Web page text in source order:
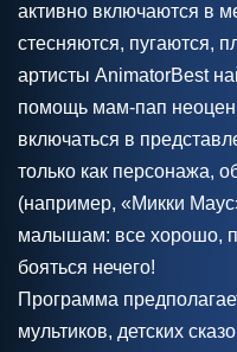
активно включаются в
стесняются, пугаются,
артисты AnimatorBest
помощь мам-пап
включаться в
только как персонажа,
(например, «Микки
малышам: все хорошо,
бояться нечего!
Программа
мультиков, детских